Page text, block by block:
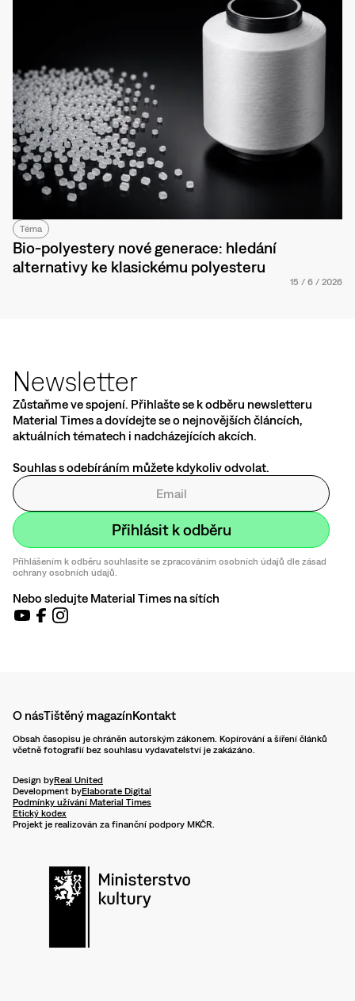
Téma
Bio-polyestery nové generace: hledání
alternativy ke klasickému polyesteru
15 / 6 / 2026
Newsletter
Zůstaňme ve spojení. Přihlašte se k odběru newsletteru
Material Times a dovídejte se o nejnovějších článcích,
aktuálních tématech i nadcházejících akcích.
Souhlas s odebíráním můžete kdykoliv odvolat.
Přihlášením k odběru souhlasíte se zpracováním osobních údajů dle zásad
ochrany osobních údajů.
Nebo sledujte Material Times na sítích
O násTištěný magazínKontakt
Obsah časopisu je chráněn autorským zákonem. Kopírování a šíření článků
včetně fotografií bez souhlasu vydavatelství je zakázáno.
Design byReal United
Development byElaborate Digital
Podmínky užívání Material Times
Etický kodex
Projekt je realizován za finanční podpory MKČR.